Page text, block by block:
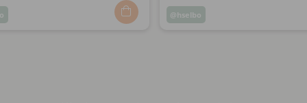
Opslag
hselbo